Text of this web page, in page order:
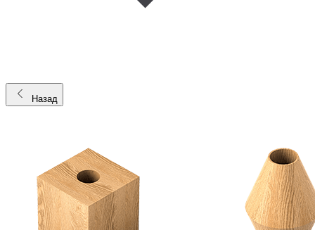
Назад